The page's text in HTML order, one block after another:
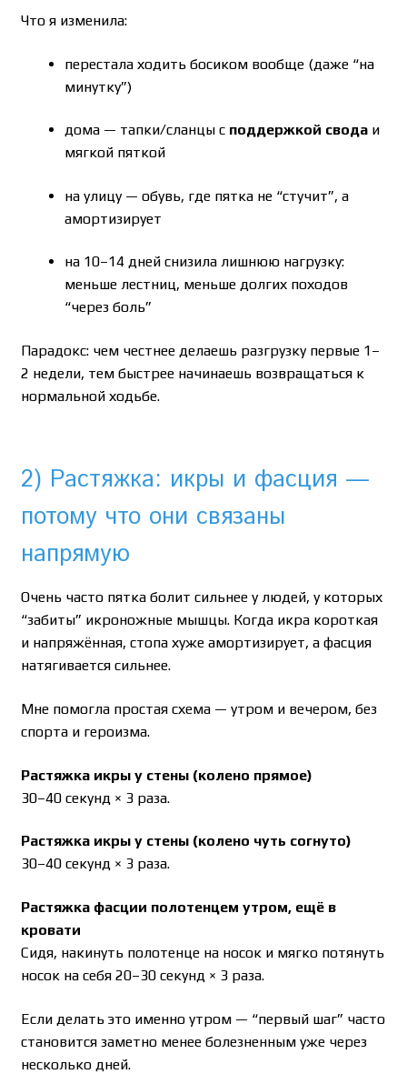
Что я изменила:
перестала ходить босиком вообще (даже “на
минутку”)
дома — тапки/сланцы с поддержкой сводаи
мягкой пяткой
на улицу — обувь, где пятка не “стучит”, а
амортизирует
на 10–14 дней снизила лишнюю нагрузку:
меньше лестниц, меньше долгих походов
“через боль”
Парадокс: чем честнее делаешь разгрузку первые 1–
2 недели, тем быстрее начинаешь возвращаться к
нормальной ходьбе.
2) Растяжка: икры и фасция —
потому что они связаны
напрямую
Очень часто пятка болит сильнее у людей, у которых
“забиты” икроножные мышцы. Когда икра короткая
и напряжённая, стопа хуже амортизирует, а фасция
натягивается сильнее.
Мне помогла простая схема — утром и вечером, без
спорта и героизма.
Растяжка икры у стены (колено прямое)
30–40 секунд × 3 раза.
Растяжка икры у стены (колено чуть согнуто)
30–40 секунд × 3 раза.
Растяжка фасции полотенцем утром, ещё в
кровати
Сидя, накинуть полотенце на носок и мягко потянуть
носок на себя 20–30 секунд × 3 раза.
Если делать это именно утром — “первый шаг” часто
становится заметно менее болезненным уже через
несколько дней.